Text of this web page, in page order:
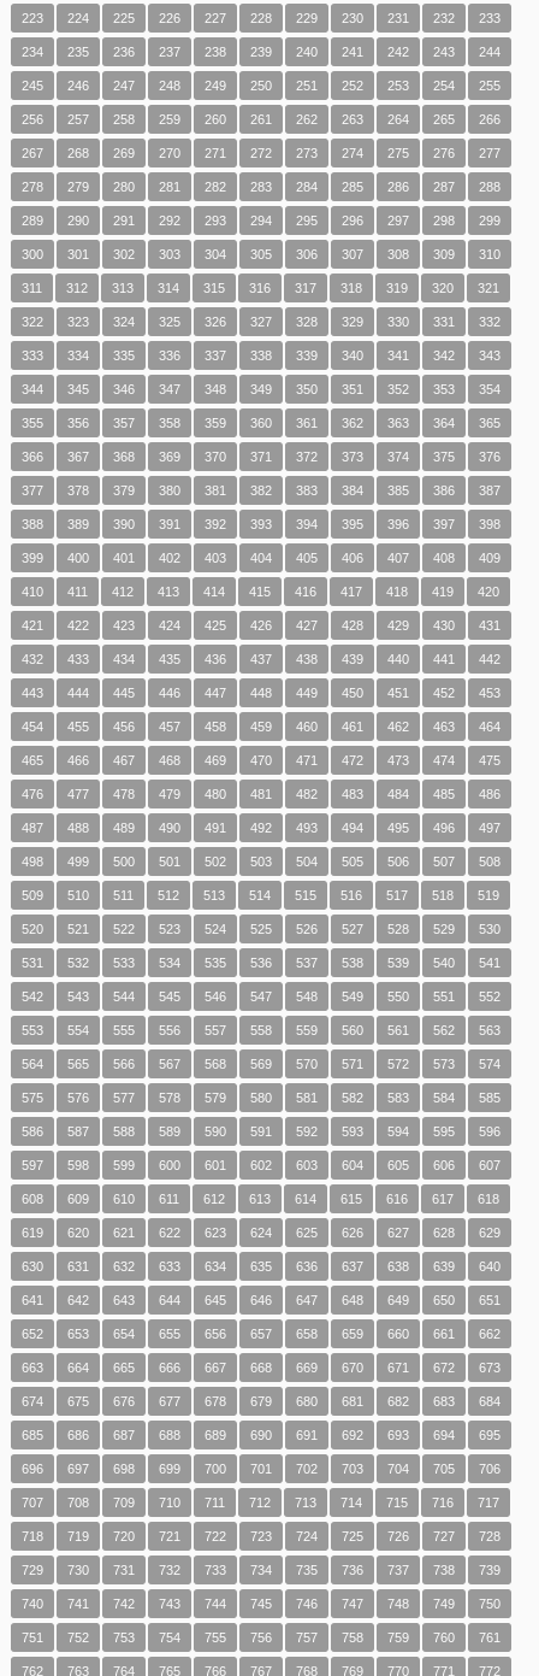
223 224 225 226 227 228 229 230 231 232 233
234 235 236 237 238 239 240 241 242 243 244
245 246 247 248 249 250 251 252 253 254 255
256 257 258 259 260 261 262 263 264 265 266
267 268 269 270 271 272 273 274 275 276 277
278 279 280 281 282 283 284 285 286 287 288
289 290 291 292 293 294 295 296 297 298 299
300 301 302 303 304 305 306 307 308 309 310
311 312 313 314 315 316 317 318 319 320 321
322 323 324 325 326 327 328 329 330 331 332
333 334 335 336 337 338 339 340 341 342 343
344 345 346 347 348 349 350 351 352 353 354
355 356 357 358 359 360 361 362 363 364 365
366 367 368 369 370 371 372 373 374 375 376
377 378 379 380 381 382 383 384 385 386 387
388 389 390 391 392 393 394 395 396 397 398
399 400 401 402 403 404 405 406 407 408 409
410 411 412 413 414 415 416 417 418 419 420
421 422 423 424 425 426 427 428 429 430 431
432 433 434 435 436 437 438 439 440 441 442
443 444 445 446 447 448 449 450 451 452 453
454 455 456 457 458 459 460 461 462 463 464
465 466 467 468 469 470 471 472 473 474 475
476 477 478 479 480 481 482 483 484 485 486
487 488 489 490 491 492 493 494 495 496 497
498 499 500 501 502 503 504 505 506 507 508
509 510 511 512 513 514 515 516 517 518 519
520 521 522 523 524 525 526 527 528 529 530
531 532 533 534 535 536 537 538 539 540 541
542 543 544 545 546 547 548 549 550 551 552
553 554 555 556 557 558 559 560 561 562 563
564 565 566 567 568 569 570 571 572 573 574
575 576 577 578 579 580 581 582 583 584 585
586 587 588 589 590 591 592 593 594 595 596
597 598 599 600 601 602 603 604 605 606 607
608 609 610 611 612 613 614 615 616 617 618
619 620 621 622 623 624 625 626 627 628 629
630 631 632 633 634 635 636 637 638 639 640
641 642 643 644 645 646 647 648 649 650 651
652 653 654 655 656 657 658 659 660 661 662
663 664 665 666 667 668 669 670 671 672 673
674 675 676 677 678 679 680 681 682 683 684
685 686 687 688 689 690 691 692 693 694 695
696 697 698 699 700 701 702 703 704 705 706
707 708 709 710 711 712 713 714 715 716 717
718 719 720 721 722 723 724 725 726 727 728
729 730 731 732 733 734 735 736 737 738 739
740 741 742 743 744 745 746 747 748 749 750
751 752 753 754 755 756 757 758 759 760 761
762 763 764 765 766 767 768 769 770 771 772